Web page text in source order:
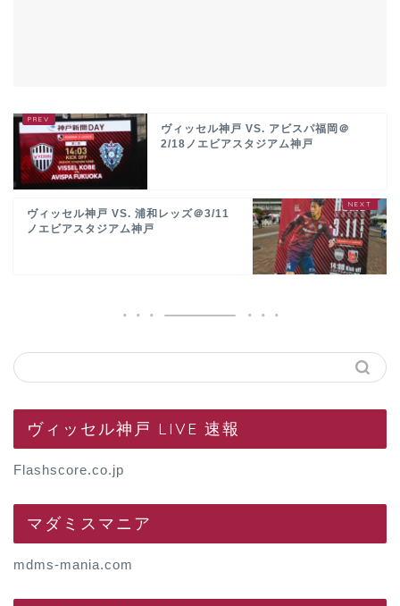
ヴィッセル神戸 VS. アビスパ福岡＠
2/18ノエビアスタジアム神戸
ヴィッセル神戸 VS. 浦和レッズ＠3/11
ノエビアスタジアム神戸
ヴィッセル神戸 LIVE 速報
Flashscore.co.jp
マダミスマニア
mdms-mania.com